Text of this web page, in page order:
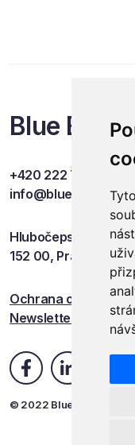
Blue
+420 222 749 841
info@blueevents.eu
Hlubočepská 701/
152 00, Praha 5
Ochrana osobních
Newsletter
© 2022 Blue Events